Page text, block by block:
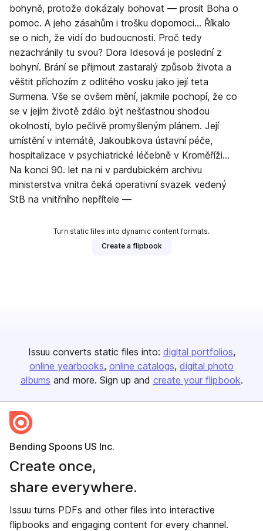
bohyně, protože dokázaly bohovat — prosit Boha o
pomoc. A jeho zásahům i trošku dopomoci… Říkalo
se o nich, že vidí do budoucnosti. Proč tedy
nezachránily tu svou? Dora Idesová je poslední z
bohyní. Brání se přijmout zastaralý způsob života a
věštit příchozím z odlitého vosku jako její teta
Surmena. Vše se ovšem mění, jakmile pochopí, že co
se v jejím životě zdálo být nešťastnou shodou
okolností, bylo pečlivě promyšleným plánem. Její
umístění v internátě, Jakoubkova ústavní péče,
hospitalizace v psychiatrické léčebně v Kroměříži…
Na konci 90. let na ni v pardubickém archivu
ministerstva vnitra čeká operativní svazek vedený
StB na vnitřního nepřítele —
Turn static files into dynamic content formats.
Create a flipbook
Issuu converts static files into: digital portfolios
online yearbooks online catalogs digital photo
albums and more. Sign up and create your flipbook.
Bending Spoons US Inc.
Create once,
share everywhere.
Issuu turns PDFs and other files into interactive
flipbooks and engaging content for every channel.